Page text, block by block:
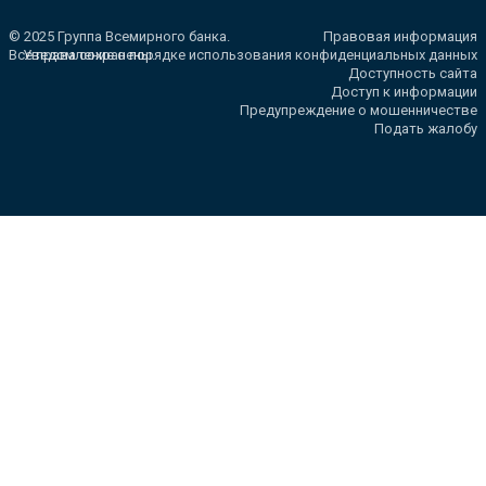
© 2025 Группа Всемирного банка.
Все права сохранены.
Правовая информация
Уведомление о порядке использования конфиденциальных данных
Доступность сайта
Доступ к информации
Предупреждение о мошенничестве
Подать жалобу